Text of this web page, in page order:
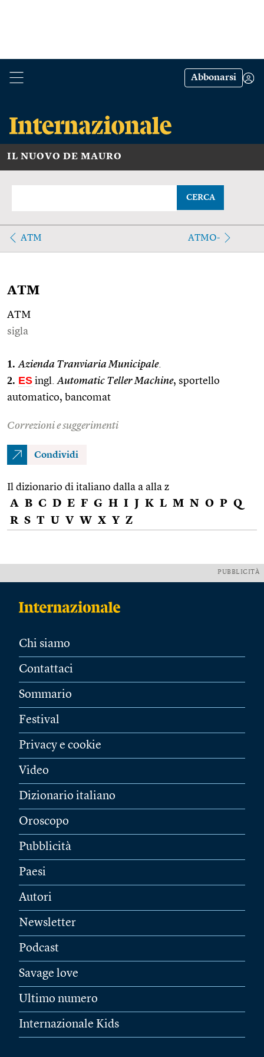
Abbonarsi
IL NUOVO DE MAURO
CERCA
ATM ATMO-
ATM
ATM
sigla
1. Azienda Tranviaria Municipale.
2. ES ingl. Automatic Teller Machine, sportello
automatico, bancomat
Correzioni e suggerimenti
Condividi
Il dizionario di italiano dalla a alla z
A B C D E F G H I J K L M N O P Q
R S T U V W X Y Z
PUBBLICITÀ
Chi siamo
Contattaci
Sommario
Festival
Privacy e cookie
Video
Dizionario italiano
Oroscopo
Pubblicità
Paesi
Autori
Newsletter
Podcast
Savage love
Ultimo numero
Internazionale Kids